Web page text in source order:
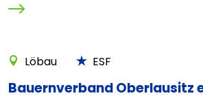
Löbau ESF
Bauernverband Oberlausitz